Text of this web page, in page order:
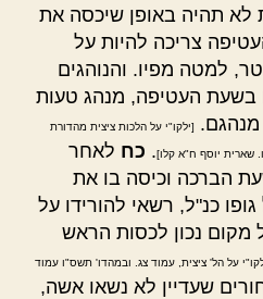
לא תהיה באופן שיכסה את
צריכה להיות על
למטה מפיו. והנוהגים
בשעת העטיפה, מנהג טעות
מנהגם.
[ילקו"י על הלכות ציצית מהדורת
שארית יוסף ח"א קלו]. כח לאחר
הברכה וכיסה בו את
כנ"ל, רשאי להורידו על
מקום נכון לכסות הראש
על הל' ציצית, עמוד צג. ובמהדו' תשס"ו עמוד
שעדיין לא נשאו אשה,